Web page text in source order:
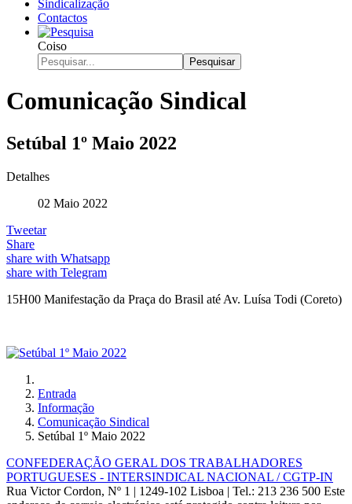
Sindicalização
Contactos
Coiso
Pesquisar
Comunicação Sindical
Setúbal 1º Maio 2022
Detalhes
02 Maio 2022
Tweetar
Share
share with Whatsapp
share with Telegram
15H00 Manifestação da Praça do Brasil até Av. Luísa Todi (Coreto)
Entrada
Informação
Comunicação Sindical
Setúbal 1º Maio 2022
CONFEDERAÇÃO GERAL DOS TRABALHADORES
PORTUGUESES - INTERSINDICAL NACIONAL / CGTP-IN
Rua Victor Cordon, Nº 1 | 1249-102 Lisboa | Tel.: 213 236 500 Este